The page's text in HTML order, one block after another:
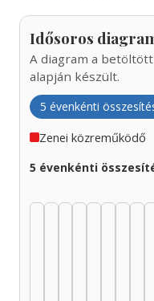
Idősoros
A diagram a
alapján készült.
5 évenkénti
Zenei közreműködő
5 évenkénti